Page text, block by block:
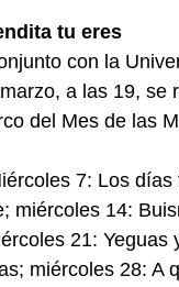
tu eres
con la
a las 19, se
del Mes de las
7: Los días
miércoles 14:
21: Yeguas
miércoles 28: A